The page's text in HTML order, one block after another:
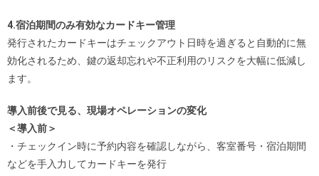
4.宿泊期間のみ有効なカードキー管理
発行されたカードキーはチェックアウト日時を過ぎると自動的に無
効化されるため、鍵の返却忘れや不正利用のリスクを大幅に低減し
ます。
導入前後で見る、現場オペレーションの変化
＜導入前＞
・チェックイン時に予約内容を確認しながら、客室番号・宿泊期間
などを手入力してカードキーを発行